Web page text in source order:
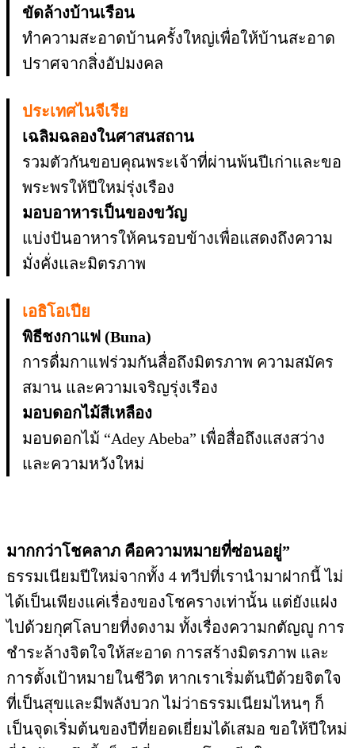
ขัดล้างบ้านเรือน
ทำความสะอาดบ้านครั้งใหญ่เพื่อให้บ้านสะอาด
ปราศจากสิ่งอัปมงคล
ประเทศไนจีเรีย
เฉลิมฉลองในศาสนสถาน
รวมตัวกันขอบคุณพระเจ้าที่ผ่านพ้นปีเก่าและขอ
พระพรให้ปีใหม่รุ่งเรือง
มอบอาหารเป็นของขวัญ
แบ่งปันอาหารให้คนรอบข้างเพื่อแสดงถึงความ
มั่งคั่งและมิตรภาพ
เอธิโอเปีย
พิธีชงกาแฟ (Buna)
การดื่มกาแฟร่วมกันสื่อถึงมิตรภาพ ความสมัคร
สมาน และความเจริญรุ่งเรือง
มอบดอกไม้สีเหลือง
มอบดอกไม้ “Adey Abeba” เพื่อสื่อถึงแสงสว่าง
และความหวังใหม่
มากกว่าโชคลาภ คือความหมายที่ซ่อนอยู่”
ธรรมเนียมปีใหม่จากทั้ง 4 ทวีปที่เรานำมาฝากนี้ ไม่
ได้เป็นเพียงแค่เรื่องของโชครางเท่านั้น แต่ยังแฝง
ไปด้วยกุศโลบายที่งดงาม ทั้งเรื่องความกตัญญู การ
ชำระล้างจิตใจให้สะอาด การสร้างมิตรภาพ และ
การตั้งเป้าหมายในชีวิต หากเราเริ่มต้นปีด้วยจิตใจ
ที่เป็นสุขและมีพลังบวก ไม่ว่าธรรมเนียมไหนๆ ก็
เป็นจุดเริ่มต้นของปีที่ยอดเยี่ยมได้เสมอ ขอให้ปีใหม่